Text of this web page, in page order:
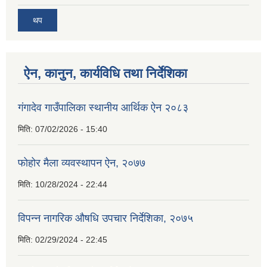
थप
ऐन, कानुन, कार्यविधि तथा निर्देशिका
गंगादेव गाउँपालिका स्थानीय आर्थिक ऐन २०८३
मिति: 07/02/2026 - 15:40
फोहोर मैला व्यवस्थापन ऐन, २०७७
मिति: 10/28/2024 - 22:44
विपन्न नागरिक औषधि उपचार निर्देशिका, २०७५
मिति: 02/29/2024 - 22:45